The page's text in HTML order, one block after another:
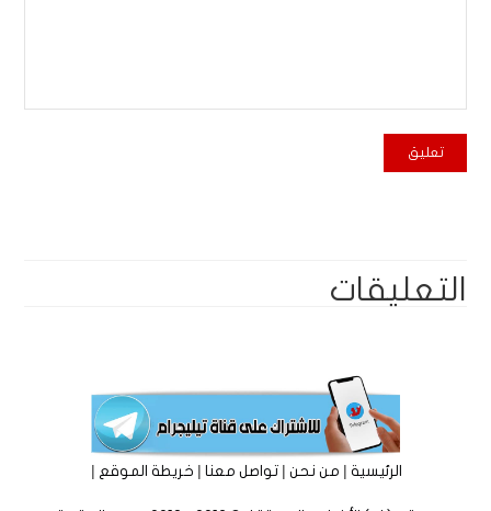
التعليقات
الرئيسية|من نحن|تواصل معنا|خريطة الموقع |